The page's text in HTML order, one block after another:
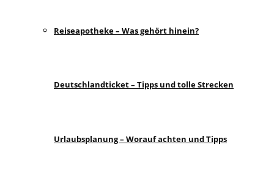
Reiseapotheke – Was gehört hinein?
Deutschlandticket – Tipps und tolle Strecken
Urlaubsplanung – Worauf achten und Tipps